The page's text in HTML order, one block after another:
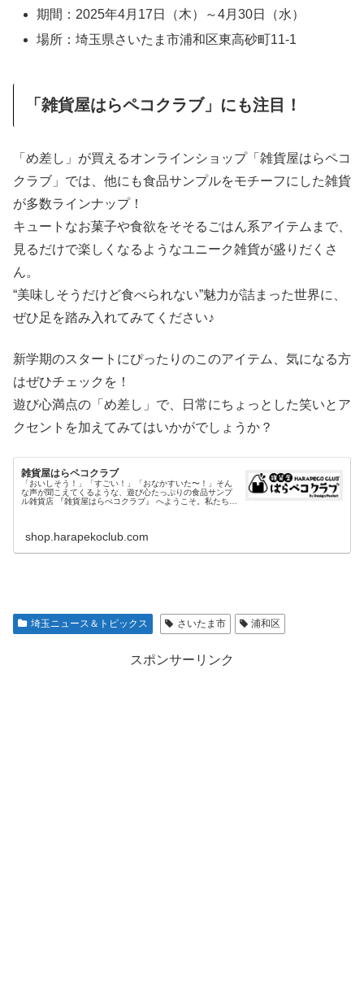
期間：2025年4月17日（木）～4月30日（水）
場所：埼玉県さいたま市浦和区東高砂町11-1
「雑貨屋はらペコクラブ」にも注目！
「め差し」が買えるオンラインショップ「雑貨屋はらペコ
クラブ」では、他にも食品サンプルをモチーフにした雑貨
が多数ラインナップ！
キュートなお菓子や食欲をそそるごはん系アイテムまで、
見るだけで楽しくなるようなユニーク雑貨が盛りだくさ
ん。
“美味しそうだけど食べられない”魅力が詰まった世界に、
ぜひ足を踏み入れてみてください♪
新学期のスタートにぴったりのこのアイテム、気になる方
はぜひチェックを！
遊び心満点の「め差し」で、日常にちょっとした笑いとア
クセントを加えてみてはいかがでしょうか？
雑貨屋はらペコクラブ
「おいしそう！」「すごい！」「おなかすいた〜！」そん
な声が聞こえてくるような、遊び心たっぷりの食品サンプ
ル雑貨店 『雑貨屋はらぺコクラブ』 へようこそ。私たち
shop.harapekoclub.com
埼玉ニュース＆トピックス さいたま市 浦和区
スポンサーリンク